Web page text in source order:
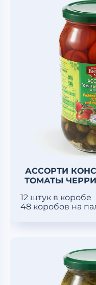
АССОРТИ
ТОМАТЫ
12 штук в коробе
48 коробов на